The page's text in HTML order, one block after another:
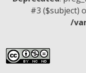
#3 ($subject)
/